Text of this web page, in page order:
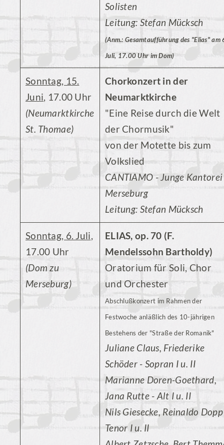
Solisten
Leitung: Stefan Mücksch
(Anm.: Gesamtaufführung des "Elias" am
Juli, 17.00 Uhr im Dom)
Sonntag, 15.
Juni, 17.00 Uhr
(Neumarktkirche
St. Thomae)
Chorkonzert in der
Neumarktkirche
"Eine Reise durch die Welt
der Chormusik"
von der Motette bis zum
Volkslied
CANTIAMO - Junge Kantorei
Merseburg
Leitung: Stefan Mücksch
Sonntag, 6. Juli,
17.00 Uhr
(Dom zu
Merseburg)
ELIAS, op. 70 (F.
Mendelssohn Bartholdy)
Oratorium für Soli, Chor
und Orchester
Abschlußkonzert im Rahmen der
Festwoche anläßlich des 10-jährigen
Bestehens der "Straße der Romanik"
Juliane Claus, Friederike
Schöder - Sopran I u. II
Marianne Doren-Goethard,
Jana Rutte - Alt I u. II
Nils Giesecke, Reinaldo
Tenor I u. II